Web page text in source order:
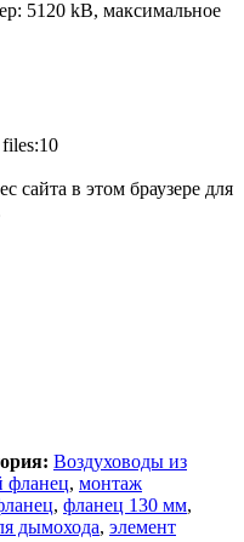
5120 kB, максимальное
сайта в этом браузере для
Воздуховоды из
фланец, монтаж
, фланец 130 мм,
дымохода, элемент